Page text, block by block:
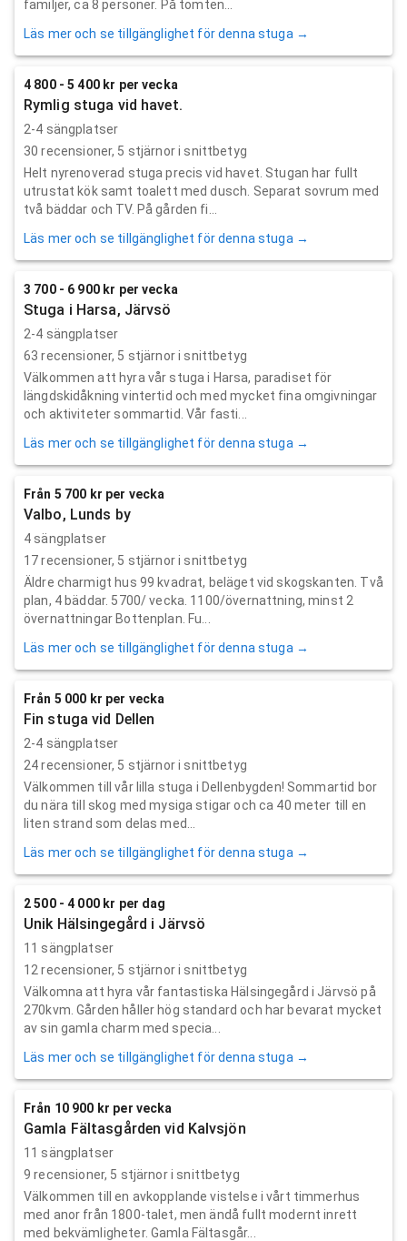
familjer, ca 8 personer. På tomten...
Läs mer och se tillgänglighet för denna stuga →
4 800 - 5 400 kr per vecka
Rymlig stuga vid havet.
2-4 sängplatser
30 recensioner, 5 stjärnor i snittbetyg
Helt nyrenoverad stuga precis vid havet. Stugan har fullt
utrustat kök samt toalett med dusch. Separat sovrum med
två bäddar och TV. På gården fi...
Läs mer och se tillgänglighet för denna stuga →
3 700 - 6 900 kr per vecka
Stuga i Harsa, Järvsö
2-4 sängplatser
63 recensioner, 5 stjärnor i snittbetyg
Välkommen att hyra vår stuga i Harsa, paradiset för
längdskidåkning vintertid och med mycket fina omgivningar
och aktiviteter sommartid. Vår fasti...
Läs mer och se tillgänglighet för denna stuga →
Från 5 700 kr per vecka
Valbo, Lunds by
4 sängplatser
17recensioner, 5 stjärnor i snittbetyg
Äldre charmigt hus 99 kvadrat, beläget vid skogskanten. Två
plan, 4 bäddar. 5700/ vecka. 1100/övernattning, minst 2
övernattningar Bottenplan. Fu...
Läs mer och se tillgänglighet för denna stuga →
Från 5 000 kr per vecka
Fin stuga vid Dellen
2-4 sängplatser
24recensioner, 5 stjärnor i snittbetyg
Välkommen till vår lilla stuga i Dellenbygden! Sommartid bor
du nära till skog med mysiga stigar och ca 40 meter till en
liten strand som delas med...
Läs mer och se tillgänglighet för denna stuga →
2 500 - 4 000 kr per dag
Unik Hälsingegård i Järvsö
11 sängplatser
12 recensioner, 5 stjärnor i snittbetyg
Välkomna att hyra vår fantastiska Hälsingegård i Järvsö på
270kvm. Gården håller hög standard och har bevarat mycket
av sin gamla charm med specia...
Läs mer och se tillgänglighet för denna stuga →
Från 10 900 kr per vecka
Gamla Fältasgården vid Kalvsjön
11 sängplatser
9 recensioner, 5 stjärnor i snittbetyg
Välkommen till en avkopplande vistelse i vårt timmerhus
med anor från 1800-talet, men ändå fullt modernt inrett
med bekvämligheter. Gamla Fältasgår...